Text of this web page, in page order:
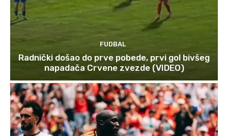
FUDBAL
Radnički došao do prve pobede, prvi gol bivšeg
napadača Crvene zvezde (VIDEO)